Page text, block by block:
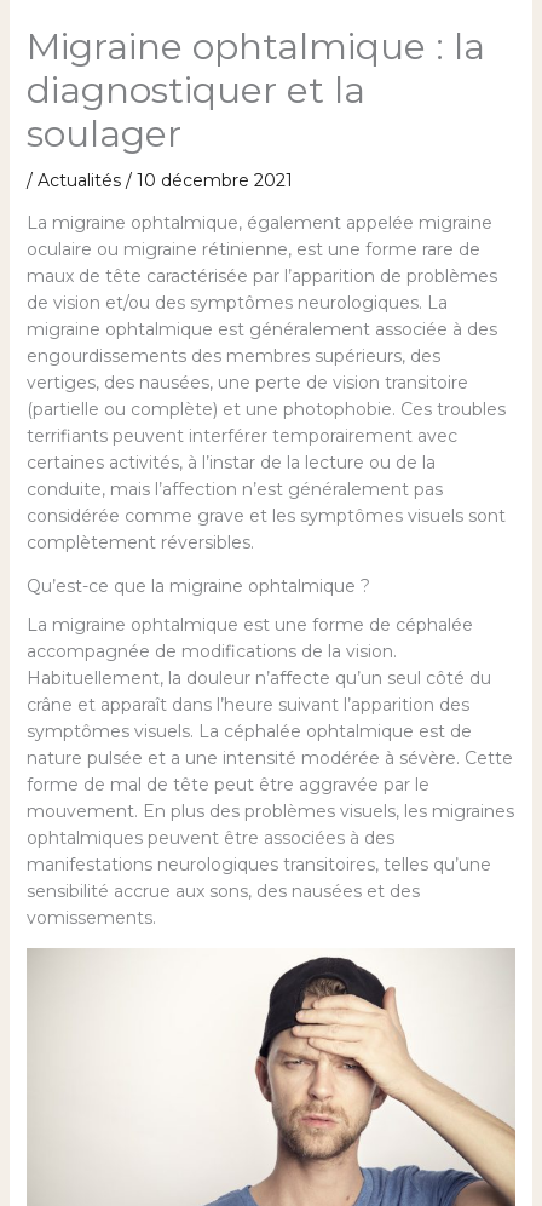
Migraine ophtalmique : la
diagnostiquer et la
soulager
/ Actualités/ 10 décembre 2021
La migraine ophtalmique, également appelée migraine
oculaire ou migraine rétinienne, est une forme rare de
maux de tête caractérisée par l’apparition de problèmes
de vision et/ou des symptômes neurologiques. La
migraine ophtalmique est généralement associée à des
engourdissements des membres supérieurs, des
vertiges, des nausées, une perte de vision transitoire
(partielle ou complète) et une photophobie. Ces troubles
terrifiants peuvent interférer temporairement avec
certaines activités, à l’instar de la lecture ou de la
conduite, mais l’affection n’est généralement pas
considérée comme grave et les symptômes visuels sont
complètement réversibles.
Qu’est-ce que la migraine ophtalmique ?
La migraine ophtalmique est une forme de céphalée
accompagnée de modifications de la vision.
Habituellement, la douleur n’affecte qu’un seul côté du
crâne et apparaît dans l’heure suivant l’apparition des
symptômes visuels. La céphalée ophtalmique est de
nature pulsée et a une intensité modérée à sévère. Cette
forme de mal de tête peut être aggravée par le
mouvement. En plus des problèmes visuels, les migraines
ophtalmiques peuvent être associées à des
manifestations neurologiques transitoires, telles qu’une
sensibilité accrue aux sons, des nausées et des
vomissements.